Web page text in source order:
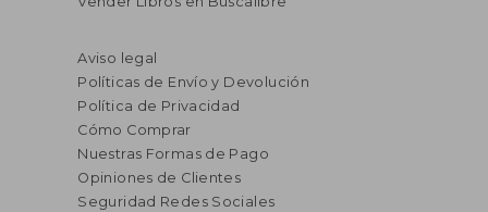
Aviso legal
Políticas de Envío y Devolución
Política de Privacidad
Cómo Comprar
Nuestras Formas de Pago
Opiniones de Clientes
Seguridad Redes Sociales